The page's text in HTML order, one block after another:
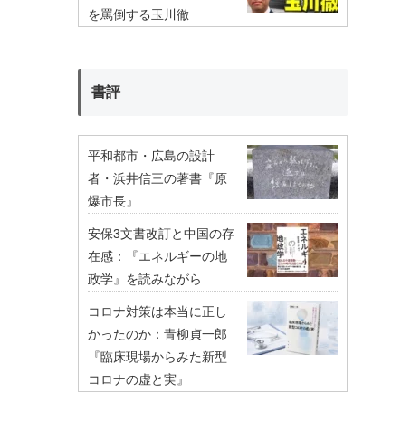
を罵倒する玉川徹
書評
平和都市・広島の設計
者・浜井信三の著書『原
爆市長』
安保3文書改訂と中国の存
在感：『エネルギーの地
政学』を読みながら
コロナ対策は本当に正し
かったのか：青柳貞一郎
『臨床現場からみた新型
コロナの虚と実』